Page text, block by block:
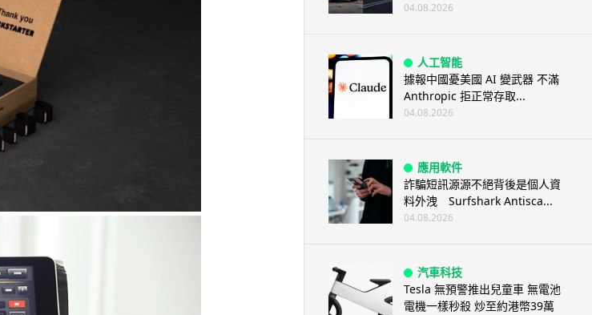
04.08.2026
人工智能
據報中國憂美國 AI 變武器 不滿
Anthropic 拒正常存取...
04.08.2026
應用軟件
詐騙短訊源源不絕背後是個人資
料外洩 Surfshark Antisca...
04.08.2026
汽車科技
Tesla 無預警推出兒童車 無電池
電機一樣秒殺 炒至約港幣39萬